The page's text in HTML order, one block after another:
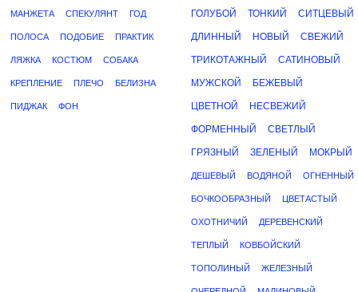
МАНЖЕТА СПЕКУЛЯНТ ГОД
ПОЛОСА ПОДОБИЕ ПРАКТИК
ЛЯЖКА КОСТЮМ СОБАКА
КРЕПЛЕНИЕ ПЛЕЧО БЕЛИЗНА
ПИДЖАК ФОН
ГОЛУБОЙ ТОНКИЙ СИТЦЕВЫЙ
ДЛИННЫЙ НОВЫЙ СВЕЖИЙ
ТРИКОТАЖНЫЙ САТИНОВЫЙ
МУЖСКОЙ БЕЖЕВЫЙ
ЦВЕТНОЙ НЕСВЕЖИЙ
ФОРМЕННЫЙ СВЕТЛЫЙ
ГРЯЗНЫЙ ЗЕЛЕНЫЙ МОКРЫЙ
ДЕШЕВЫЙ ВОДЯНОЙ ОГНЕННЫЙ
БОЧКООБРАЗНЫЙ ЦВЕТАСТЫЙ
ОХОТНИЧИЙ ДЕРЕВЕНСКИЙ
ТЕПЛЫЙ КОВБОЙСКИЙ
ТОПОЛИНЫЙ ЖЕЛЕЗНЫЙ